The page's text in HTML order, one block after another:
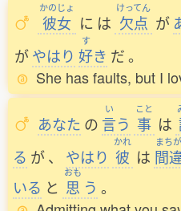
かのじょ
彼女 に は
けってん
欠点 が
がやはり
す
好き だ。
She has faults, but I
あなた の
い
言う
こと
事 は
る が、 やはり
かれ
彼 は
まちが
間
いる と
おも
思 う 。